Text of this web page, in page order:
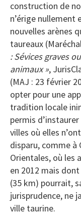
construction de
n’érige
nouvelles arènes
taureaux
: Sévices graves
animaux »,
(MAJ : 23 février
opter pour une
tradition locale
permis
villes où elles
disparu, comme à
Orientales, où les
en 2012 mais
(35 km) pourrait,
jurisprudence, ne
ville taurine.